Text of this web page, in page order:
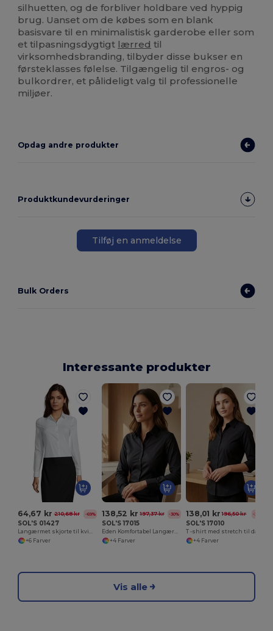
silhuetten, og de forbliver holdbare ved hyppig
brug. Uanset om de købes som en blank
basisvare til en minimalistisk garderobe eller som
et tilpasningsdygtigt lærred til
virksomhedsbranding, tilbyder disse bukser en
førsteklasses følelse. Tilgængelig til engros- og
bulkordrer, et pålideligt valg til professionelle
miljøer.
Opdag andre produkter
Produktkundevurderinger
Tilføj en anmeldelse
Bulk Orders
Interessante produkter
64,67 kr 210,68 kr -69%
SOL'S 01427
Langærmet skjorte til kvinder Blake
+6 Farver
138,52 kr 197,37 kr -30%
SOL'S 17015
Eden Komfortabel Langærmet Stretchskjorte til Kvinder
+4 Farver
138,01 kr 196,50 kr -30%
SOL'S 17010
+4 Farver
Vis alle